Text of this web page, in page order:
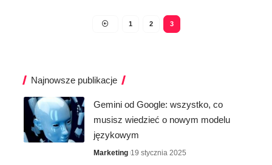
1 2 3
Najnowsze publikacje
Gemini od Google: wszystko, co
musisz wiedzieć o nowym modelu
językowym
Marketing 19 stycznia 2025